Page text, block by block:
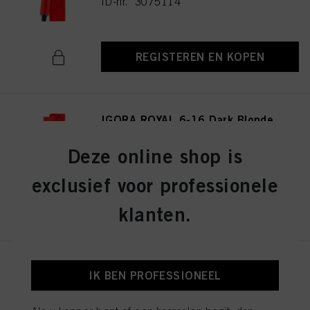
REGISTEREN EN KOPEN
IGORA ROYAL 6-16 Dark Blonde
ID-nr. 3075141
REGISTEREN EN KOPEN
Blonde Cendré Violet 60ml
Deze online shop is
exclusief voor professionele
klanten.
IK BEN PROFESSIONEEL